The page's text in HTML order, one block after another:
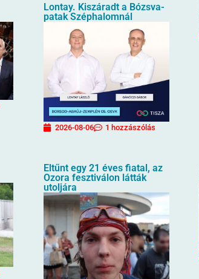
Lontay. Kiszáradt a Bózsva-
patak Széphalomnál
2026-08-06 1 hozzászólás
Eltűnt egy 21 éves fiatal, az
Ozora fesztiválon látták
utoljára